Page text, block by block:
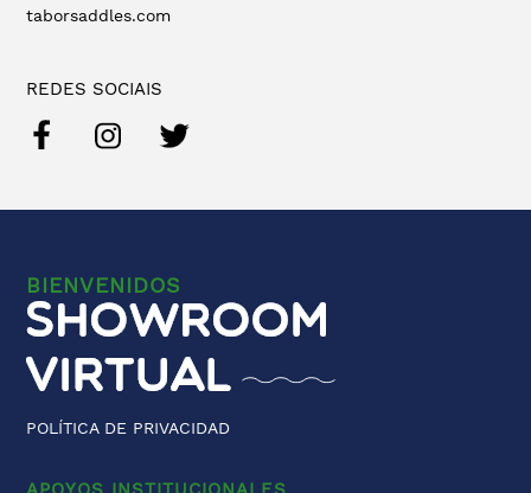
taborsaddles.com
REDES SOCIAIS
BIENVENIDOS
POLÍTICA DE PRIVACIDAD